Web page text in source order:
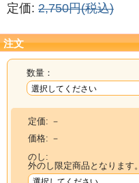
その他
定価: 2,750円(税込)
注文
数量：
定価: －
価格: －
のし:
外のし限定商品となります。